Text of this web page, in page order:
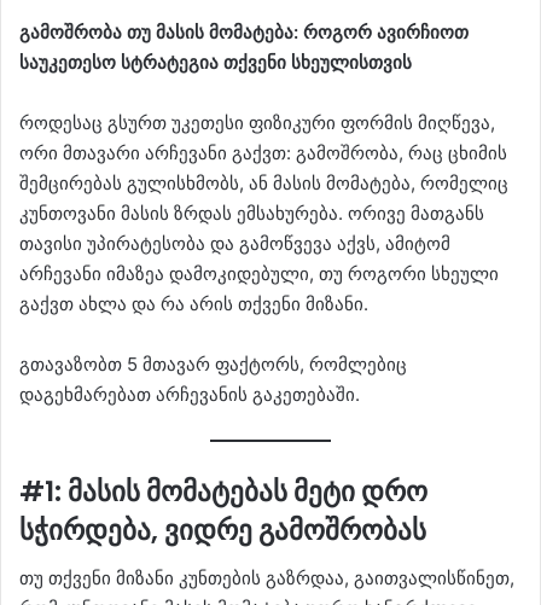
გამოშრობა თუ მასის მომატება: როგორ ავირჩიოთ
საუკეთესო სტრატეგია თქვენი სხეულისთვის
როდესაც გსურთ უკეთესი ფიზიკური ფორმის მიღწევა,
ორი მთავარი არჩევანი გაქვთ: გამოშრობა, რაც ცხიმის
შემცირებას გულისხმობს, ან მასის მომატება, რომელიც
კუნთოვანი მასის ზრდას ემსახურება. ორივე მათგანს
თავისი უპირატესობა და გამოწვევა აქვს, ამიტომ
არჩევანი იმაზეა დამოკიდებული, თუ როგორი სხეული
გაქვთ ახლა და რა არის თქვენი მიზანი.
გთავაზობთ 5 მთავარ ფაქტორს, რომლებიც
დაგეხმარებათ არჩევანის გაკეთებაში.
#1: მასის მომატებას მეტი დრო
სჭირდება, ვიდრე გამოშრობას
თუ თქვენი მიზანი კუნთების გაზრდაა, გაითვალისწინეთ,